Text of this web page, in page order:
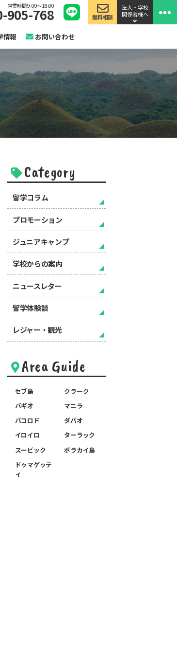
営業時間 9:00〜18:00
905-768 無料相談
法人・学校
関係者様へ
情報 お問い合わせ
Category
留学コラム
プロモーション
ジュニアキャンプ
学校からの案内
ニュースレター
留学体験談
レジャー・観光
Area Guide
セブ島
クラーク
バギオ
マニラ
バコロド
ダバオ
イロイロ
ターラック
スービック
ボラカイ島
ドゥマゲッテ
ィ